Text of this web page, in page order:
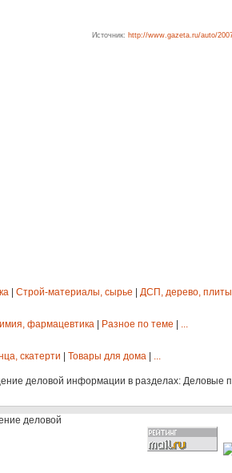
Источник: http://www.gazeta.ru/auto/
Строй-материалы, сырье ДСП, дерево, плиты
фармацевтика Разное по теме
...
скатерти Товары для дома ...
деловой информации в разделах: Деловые
деловой